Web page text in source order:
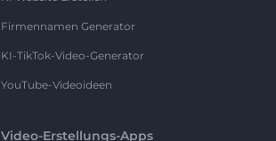
Firmennamen Generator
KI-TikTok-Video-Generator
YouTube-Videoideen
Video-Erstellungs-Apps